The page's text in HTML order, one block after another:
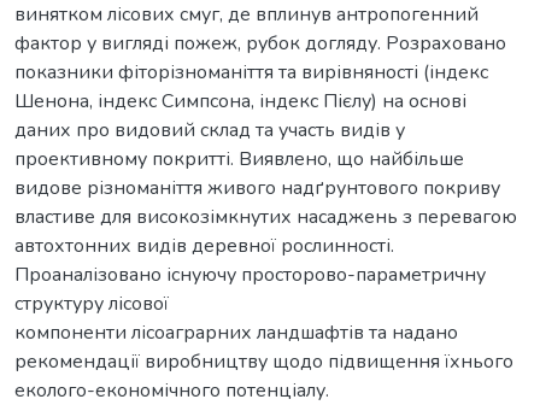
винятком лісових смуг, де вплинув антропогенний
фактор у вигляді пожеж, рубок догляду. Розраховано
показники фіторізноманіття та вирівняності (індекс
Шенона, індекс Симпсона, індекс Пієлу) на основі
даних про видовий склад та участь видів у
проективному покритті. Виявлено, що найбільше
видове різноманіття живого надґрунтового покриву
властиве для високозімкнутих насаджень з перевагою
автохтонних видів деревної рослинності.
Проаналізовано існуючу просторово-параметричну
структуру лісової
компоненти лісоаграрних ландшафтів та надано
рекомендації виробництву щодо підвищення їхнього
еколого-економічного потенціалу.